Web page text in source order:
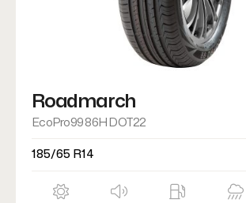
Roadmarch
EcoPro99 86H DOT22
185/65 R14